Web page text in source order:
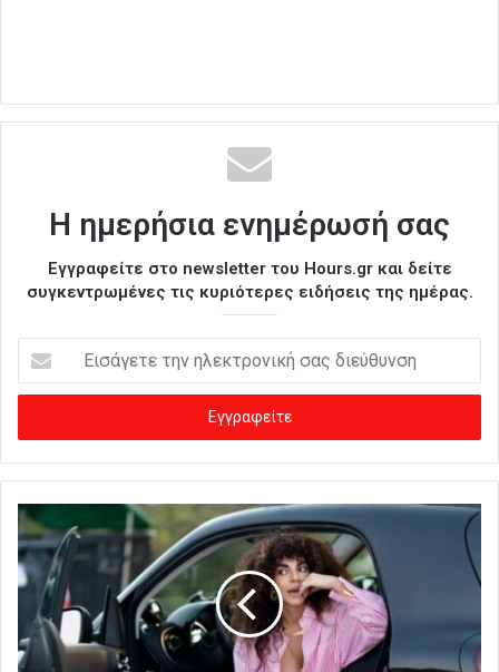
Η ημερήσια ενημέρωσή σας
Εγγραφείτε στο newsletter του Hours.gr και δείτε
συγκεντρωμένες τις κυριότερες ειδήσεις της ημέρας.
σ
γ
ε
ε
τ
η
ν
ε